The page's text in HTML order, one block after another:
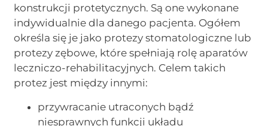
konstrukcji protetycznych. Są one wykonane
indywidualnie dla danego pacjenta. Ogółem
określa się je jako protezy stomatologiczne lub
protezy zębowe, które spełniają rolę aparatów
leczniczo-rehabilitacyjnych. Celem takich
protez jest między innymi:
przywracanie utraconych bądź
niesprawnych funkcji układu